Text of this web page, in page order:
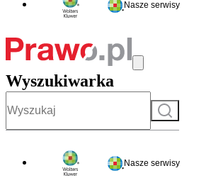
Nasze serwisy
Wyszukiwarka
Szukaj
Nasze serwisy